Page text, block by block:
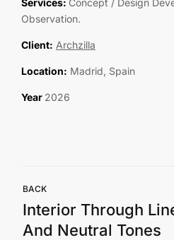
Services: Concept / Design
Observation.
Client: Archzilla
Location: Madrid, Spain
Year 2026
BACK
Interior Through
And Neutral Tones